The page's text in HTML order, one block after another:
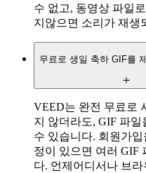
수 없고, 동영상 파일
지않으면 소리가 재생
무료로 생일 축하 GIF를
VEED는 완전 무료로
지 않더라도, GIF 파
수 있습니다. 회원가
정이 있으면 여러 GIF
다. 언제어디서나 브